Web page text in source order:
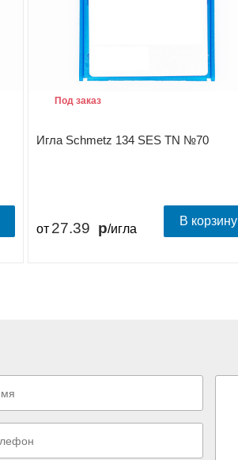
Игла Schmetz 134 SES TN №70
Под заказ
от 27.39 /игла
В корзину